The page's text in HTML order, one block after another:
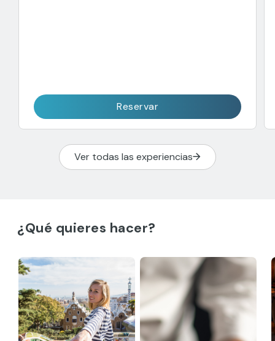
Reservar
Ver todas las experiencias
¿Qué quieres hacer?